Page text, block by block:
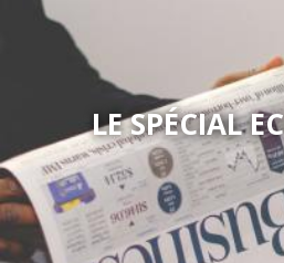
LE SPÉCIAL